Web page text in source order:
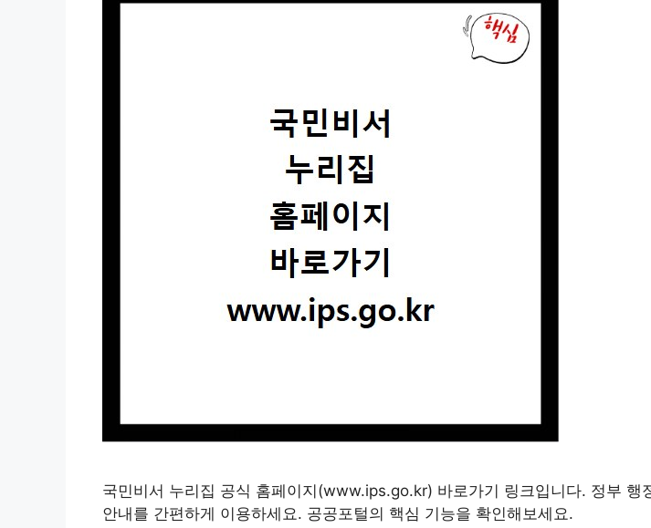
국민비서 누리집 공식 홈페이지(www.ips.go.kr) 바로가기 링크입니다. 정부 행
안내를 간편하게 이용하세요. 공공포털의 핵심 기능을 확인해보세요.